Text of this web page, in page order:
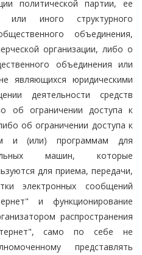
политической партии, ее
или иного структурного
объединения,
организации, либо о
объединения или
являющихся юридическими
деятельности средств
об ограничении доступа к
об ограничении доступа к
и (или) программам для
машин, которые
для приема, передачи,
электронных сообщений
и функционирование
распространения
само по себе не
представлять